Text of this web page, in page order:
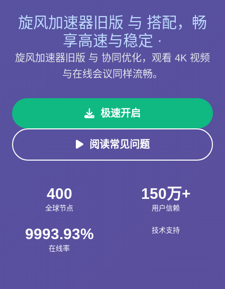
旋风加速器旧版 与 搭配，畅
享高速与稳定 ·
旋风加速器旧版 与 协同优化，观看 4K 视频
与在线会议同样流畅。
极速开启
阅读常见问题
400
全球节点
150万+
用户信赖
9993.93%
在线率
技术支持